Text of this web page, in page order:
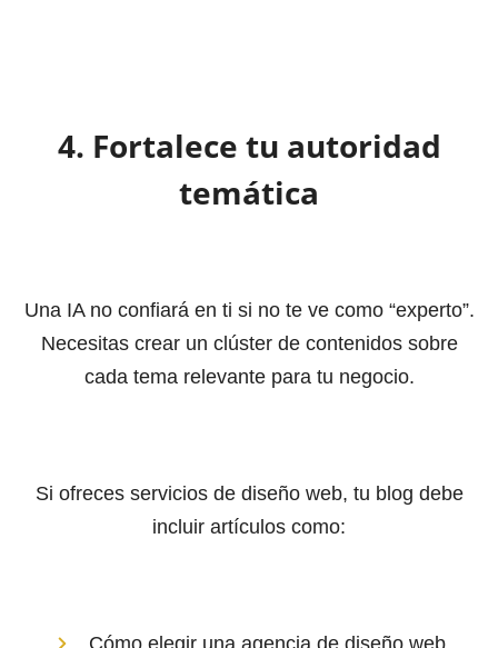
4. Fortalece tu autoridad
temática
Una IA no confiará en ti si no te ve como “experto”.
Necesitas crear un clúster de contenidos sobre
cada tema relevante para tu negocio.
Si ofreces servicios de diseño web, tu blog debe
incluir artículos como:
Cómo elegir una agencia de diseño web